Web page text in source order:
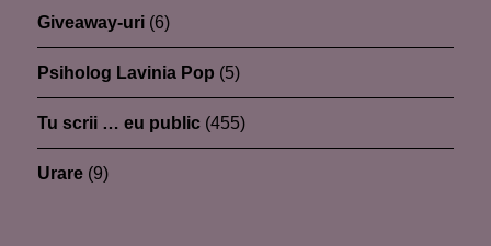
Giveaway-uri (6)
Psiholog Lavinia Pop (5)
Tu scrii … eu public (455)
Urare (9)